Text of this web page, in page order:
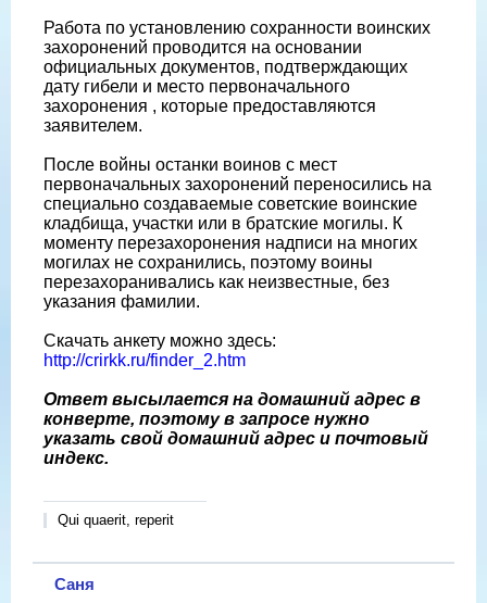
Работа по установлению сохранности воинских
захоронений проводится на основании
официальных документов, подтверждающих
дату гибели и место первоначального
захоронения , которые предоставляются
заявителем.
После войны останки воинов с мест
первоначальных захоронений переносились на
специально создаваемые советские воинские
кладбища, участки или в братские могилы. К
моменту перезахоронения надписи на многих
могилах не сохранились, поэтому воины
перезахоранивались как неизвестные, без
указания фамилии.
Скачать анкету можно здесь:
http://crirkk.ru/finder_2.htm
Ответ высылается на домашний адрес в
конверте, поэтому в запросе нужно
указать свой домашний адрес и почтовый
индекс.
Qui quaerit, reperit
Саня